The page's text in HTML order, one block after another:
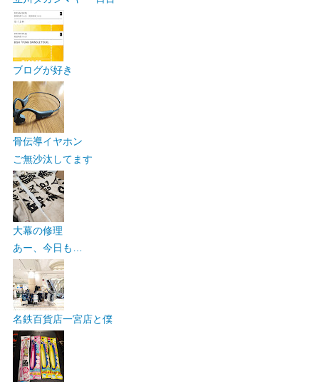
ブログが好き
骨伝導イヤホン
ご無沙汰してます
大幕の修理
あー、今日も…
名鉄百貨店一宮店と僕